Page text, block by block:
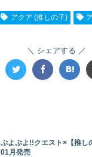
アクア (推しの子)
シェアする
ぷよぷよ!!クエスト×【推し
01月発売